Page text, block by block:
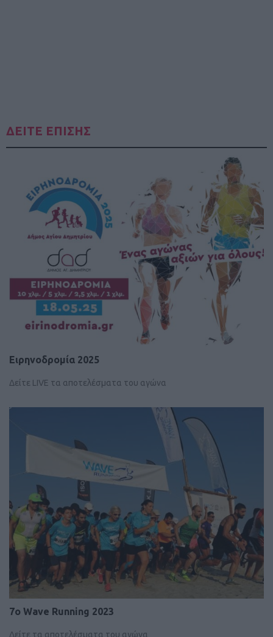
ΔΕΙΤΕ ΕΠΙΣΗΣ
Ειρηνοδρομία 2025
Δείτε LIVE τα αποτελέσματα του αγώνα
7ο Wave Running 2023
Δείτε τα αποτελέσματα του αγώνα